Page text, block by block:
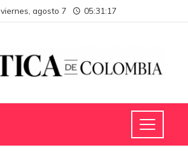
viernes, agosto 7 05:31:17